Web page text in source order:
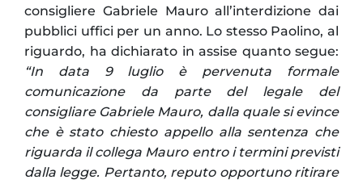
consigliere Gabriele Mauro all’interdizione dai
pubblici uffici per un anno. Lo stesso Paolino, al
riguardo, ha dichiarato in assise quanto segue:
“In data 9 luglio è pervenuta formale
comunicazione da parte del legale del
consigliare Gabriele Mauro, dalla quale si evince
che è stato chiesto appello alla sentenza che
riguarda il collega Mauro entro i termini previsti
dalla legge. Pertanto, reputo opportuno ritirare